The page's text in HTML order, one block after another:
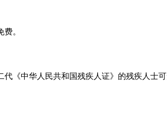
。
代《中华人民共和国残疾人证》的残疾人士